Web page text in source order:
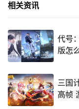
相关资讯
代号
版怎
三国
高帧